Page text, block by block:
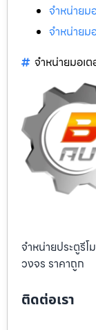
จำหน่ายม
จำหน่ายม
จำหน่ายมอเ
จำหน่ายประตูรี
วงจร ราคาถูก
ติดต่อเรา